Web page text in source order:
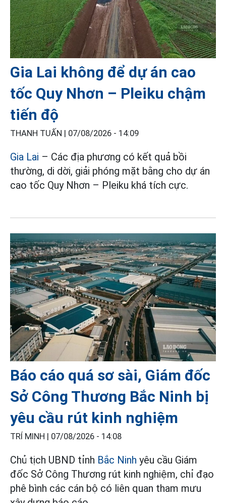
Gia Lai không để dự án cao
tốc Quy Nhơn – Pleiku chậm
tiến độ
THANH TUẤN | 07/08/2026 - 14:09
Gia Lai – Các địa phương có kết quả bồi
thường, di dời, giải phóng mặt bằng cho dự án
cao tốc Quy Nhơn – Pleiku khá tích cực.
Báo cáo quá sơ sài, Giám đốc
Sở Công Thương Bắc Ninh bị
yêu cầu rút kinh nghiệm
TRÍ MINH | 07/08/2026 - 14:08
Chủ tịch UBND tỉnh Bắc Ninh yêu cầu Giám
đốc Sở Công Thương rút kinh nghiệm, chỉ đạo
phê bình các cán bộ có liên quan tham mưu